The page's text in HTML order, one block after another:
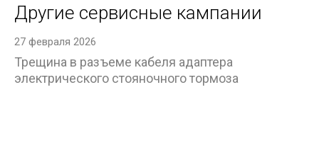
Другие сервисные кампании
27 февраля 2026
Трещина в разъеме кабеля адаптера
электрического стояночного тормоза